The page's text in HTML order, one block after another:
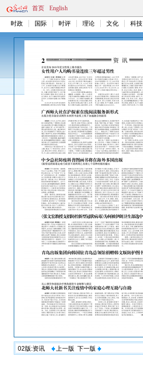
首页 English
时政 国际 时评 理论 文化 科技
02版:资讯 上一版 下一版